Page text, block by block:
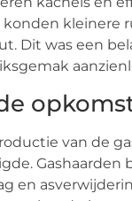
konden
Dit was een
van de
en